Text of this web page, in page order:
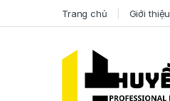
Trang chủ Giới thiệu